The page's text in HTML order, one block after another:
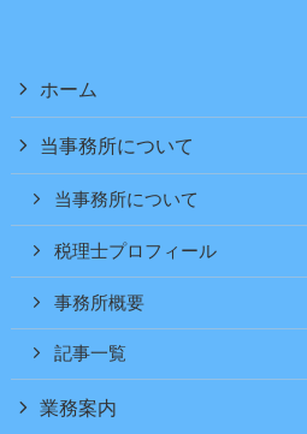
ホーム
当事務所について
当事務所について
税理士プロフィール
事務所概要
記事一覧
業務案内